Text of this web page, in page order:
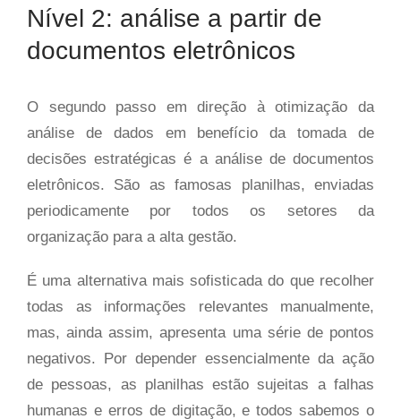
Nível 2: análise a partir de
documentos eletrônicos
O segundo passo em direção à otimização da
análise de dados em benefício da tomada de
decisões estratégicas é a análise de documentos
eletrônicos. São as famosas planilhas, enviadas
periodicamente por todos os setores da
organização para a alta gestão.
É uma alternativa mais sofisticada do que recolher
todas as informações relevantes manualmente,
mas, ainda assim, apresenta uma série de pontos
negativos. Por depender essencialmente da ação
de pessoas, as planilhas estão sujeitas a falhas
humanas e erros de digitação, e todos sabemos o